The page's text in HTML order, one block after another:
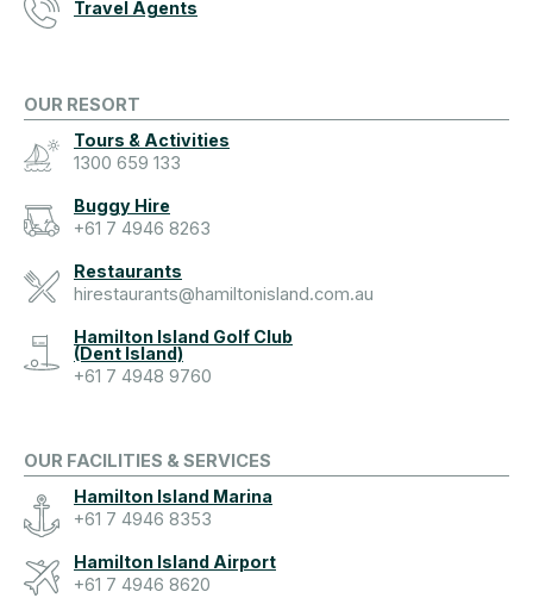
Travel Agents
OUR RESORT
Tours & Activities
1300 659 133
Buggy Hire
+61 7 4946 8263
Restaurants
hirestaurants@hamiltonisland.com.au
Hamilton Island Golf Club
(Dent Island)
+61 7 4948 9760
OUR FACILITIES & SERVICES
Hamilton Island Marina
+61 7 4946 8353
Hamilton Island Airport
+61 7 4946 8620